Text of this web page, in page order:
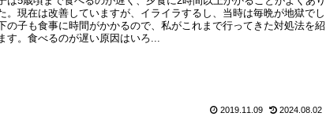
。現在は改善していますが、イライラするし、当時は毎晩が地獄でし
の子も食事に時間がかかるので、私がこれまで行ってきた対処法を紹
す。食べるのが遅い原因はいろ...
2019.11.09 2024.08.02